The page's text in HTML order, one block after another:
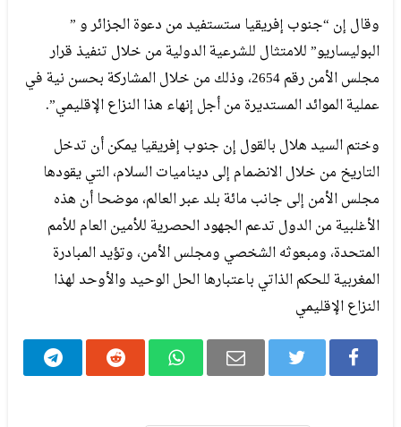
وقال إن “جنوب إفريقيا ستستفيد من دعوة الجزائر و ”
البوليساريو” للامتثال للشرعية الدولية من خلال تنفيذ قرار
مجلس الأمن رقم 2654، وذلك من خلال المشاركة بحسن نية في
عملية الموائد المستديرة من أجل إنهاء هذا النزاع الإقليمي”.
وختم السيد هلال بالقول إن جنوب إفريقيا يمكن أن تدخل
التاريخ من خلال الانضمام إلى ديناميات السلام، التي يقودها
مجلس الأمن إلى جانب مائة بلد عبر العالم، موضحا أن هذه
الأغلبية من الدول تدعم الجهود الحصرية للأمين العام للأمم
المتحدة، ومبعوثه الشخصي ومجلس الأمن، وتؤيد المبادرة
المغربية للحكم الذاتي باعتبارها الحل الوحيد والأوحد لهذا
النزاع الإقليمي